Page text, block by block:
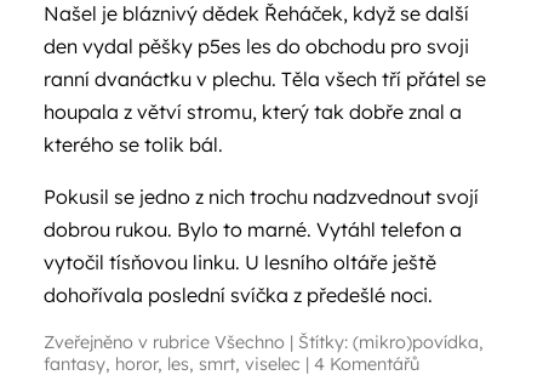
Našel je bláznivý dědek Řeháček, když se další
den vydal pěšky p5es les do obchodu pro svoji
ranní dvanáctku v plechu. Těla všech tří přátel se
houpala z větví stromu, který tak dobře znal a
kterého se tolik bál.
Pokusil se jedno z nich trochu nadzvednout svojí
dobrou rukou. Bylo to marné. Vytáhl telefon a
vytočil tísňovou linku. U lesního oltáře ještě
dohořívala poslední svíčka z předešlé noci.
Zveřejněno v rubrice Všechno | Štítky: (mikro)povídka,
fantasy, horor, les, smrt, viselec | 4 Komentářů